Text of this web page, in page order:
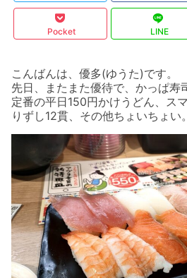
Pocket LINE
こんばんは、優多(ゆうた)です。
先日、またまた優待で、かっぱ寿
定番の平日150円かけうどん、ス
りずし12貫、その他ちょいちょい。